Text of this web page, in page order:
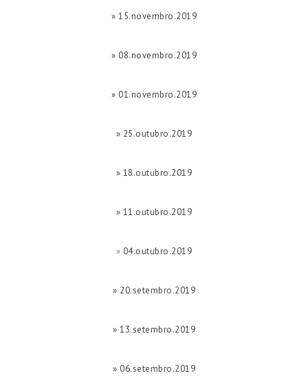
» 15.novembro.2019
» 08.novembro.2019
» 01.novembro.2019
» 25.outubro.2019
» 18.outubro.2019
» 11.outubro.2019
» 04.outubro.2019
» 20.setembro.2019
» 13.setembro.2019
» 06.setembro.2019